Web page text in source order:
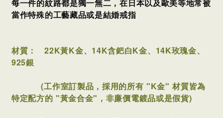
每一件的紋路都是獨一無二，在日本以及歐美等地常被
當作特殊的工藝藏品或是結婚戒指
材質：
22K黃K金、14K含鈀白K金、14K玫瑰金、
925銀
(工作室訂製品，採用的所有 "K金" 材質皆為
特定配方的 "黃金合金"，非廉價電鍍品或是假貨)